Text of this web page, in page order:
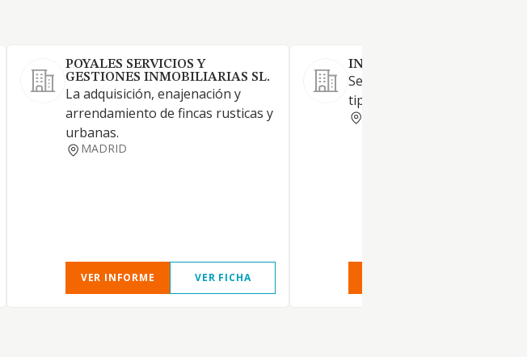
POYALES SERVICIOS Y
GESTIONES INMOBILIARIAS SL.
La adquisición, enajenación y
arrendamiento de fincas rusticas y
urbanas.
MADRID
VER INFORME VER FICHA
INURBI SL
Servicios inmobiliarios de
tipo.